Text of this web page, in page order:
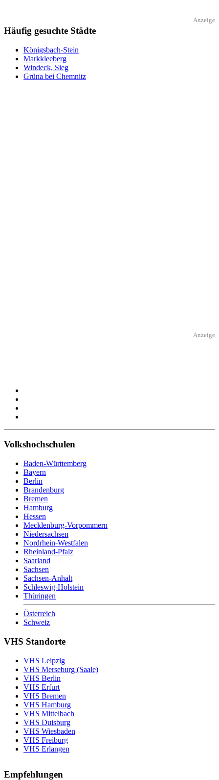
Anzeige
Häufig gesuchte Städte
Königsbach-Stein
Markkleeberg
Windeck, Sieg
Grüna bei Chemnitz
Anzeige
Volkshochschulen
Baden-Württemberg
Bayern
Berlin
Brandenburg
Bremen
Hamburg
Hessen
Mecklenburg-Vorpommern
Niedersachsen
Nordrhein-Westfalen
Rheinland-Pfalz
Saarland
Sachsen
Sachsen-Anhalt
Schleswig-Holstein
Thüringen
Österreich
Schweiz
VHS Standorte
VHS Leipzig
VHS Merseburg (Saale)
VHS Berlin
VHS Erfurt
VHS Bremen
VHS Hamburg
VHS Mittelbach
VHS Duisburg
VHS Wiesbaden
VHS Freiburg
VHS Erlangen
Empfehlungen